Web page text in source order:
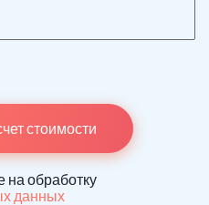
стоимости
на обработку
данных